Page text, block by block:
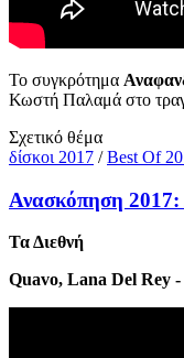
Το συγκρότημα
Κωστή Παλαμά στο
Σχετικό θέμα
δίσκοι 2017 /Best Of
Ανασκόπηση 2017:
Τα Διεθνή
Quavo, Lana Del Rey